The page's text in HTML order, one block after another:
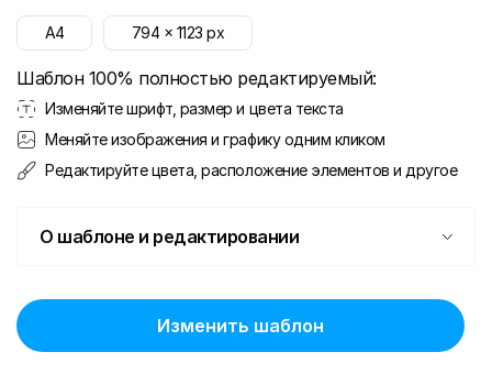
A4 794 x 1123 px
Шаблон 100% полностью редактируемый:
Изменяйте шрифт, размер и цвета текста
Меняйте изображения и графику одним кликом
Редактируйте цвета, расположение элементов и другое
О шаблоне и редактировании
Изменить шаблон